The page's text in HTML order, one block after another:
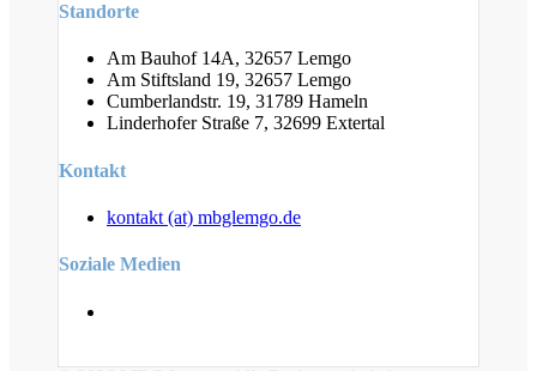
Standorte
Am Bauhof 14A, 32657 Lemgo
Am Stiftsland 19, 32657 Lemgo
Cumberlandstr. 19, 31789 Hameln
Linderhofer Straße 7, 32699 Extertal
Kontakt
kontakt (at) mbglemgo.de
Soziale Medien